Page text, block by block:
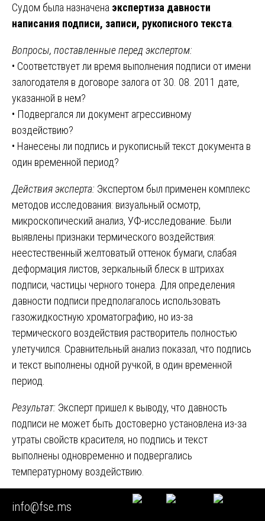
Судом была назначена экспертиза давности
написания подписи, записи, рукописного текста
Вопросы, поставленные перед экспертом:
• Соответствует ли время выполнения подписи от имени
залогодателя в договоре залога от 30. 08. 2011 дате,
указанной в нем?
• Подвергался ли документ агрессивному
воздействию?
• Нанесены ли подпись и рукописный текст документа в
один временной период?
Действия эксперта: Экспертом был применен комплекс
методов исследования: визуальный осмотр,
микроскопический анализ, УФ-исследование. Были
выявлены признаки термического воздействия:
неестественный желтоватый оттенок бумаги, слабая
деформация листов, зеркальный блеск в штрихах
подписи, частицы черного тонера. Для определения
давности подписи предполагалось использовать
газожидкостную хроматографию, но из-за
термического воздействия растворитель полностью
улетучился. Сравнительный анализ показал, что подпись
и текст выполнены одной ручкой, в один временной
период.
Результат: Эксперт пришел к выводу, что давность
подписи не может быть достоверно установлена из-за
утраты свойств красителя, но подпись и текст
выполнены одновременно и подвергались
температурному воздействию.
Суд указал, что сторона, представлявшая
договор, не предоставила иных доказательств его
info@fse.ms